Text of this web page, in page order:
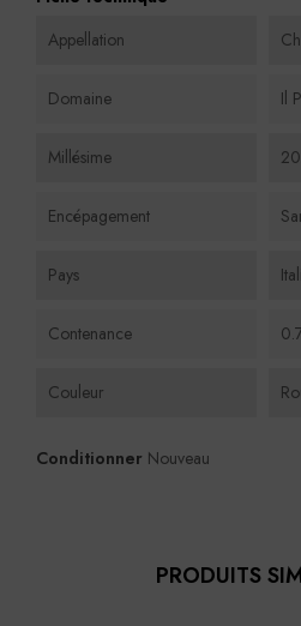
Appellation
Domaine Il
Millésime
Encépagement
Pays
Contenance
Couleur
Conditionner Nouveau
PRODUITS